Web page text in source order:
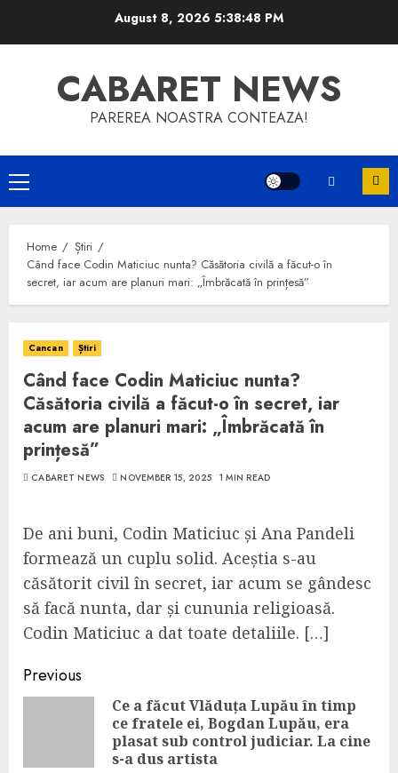
August 8, 2026 5:38:48 PM
CABARET NEWS
PAREREA NOASTRA CONTEAZA!
Primary
Menu
Home
Știri
Când face Codin Maticiuc nunta? Căsătoria civilă a făcut-o în
secret, iar acum are planuri mari: „Îmbrăcată în prințesă”
Cancan Știri
Când face Codin Maticiuc nunta?
Căsătoria civilă a făcut-o în secret, iar
acum are planuri mari: „Îmbrăcată în
prințesă”
CABARET NEWS NOVEMBER 15, 2025 1 MIN READ
De ani buni, Codin Maticiuc și Ana Pandeli
formează un cuplu solid. Aceștia s-au
căsătorit civil în secret, iar acum se gândesc
să facă nunta, dar și cununia religioasă.
Codin Maticiuc a dat toate detaliile. […]
Continue
Reading
Previous
Ce a făcut Vlăduța Lupău în timp
ce fratele ei, Bogdan Lupău, era
plasat sub control judiciar. La cine
s-a dus artista